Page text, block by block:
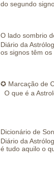
do segundo
O lado sombrio
Diário da
os signos têm os
✪ Marcação de
O que é a
Dicionário de
Diário da
é tudo aquilo o